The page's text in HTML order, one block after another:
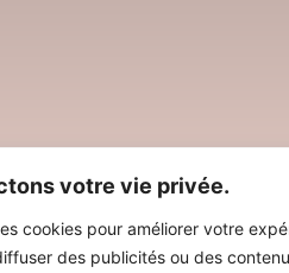
votre vie privée.
cookies pour améliorer votre
des publicités ou des